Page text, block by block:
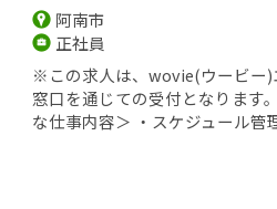
阿南市
正社員
※この求人は、wovie(ウービー)
窓口を通じての受付となります
な仕事内容＞ ・スケジュール管